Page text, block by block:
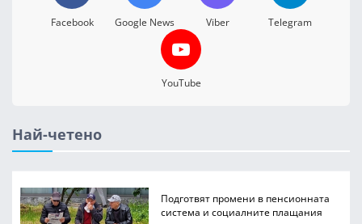
Facebook Google News Viber Telegram
YouTube
Най-четено
Подготвят промени в пенсионната
система и социалните плащания